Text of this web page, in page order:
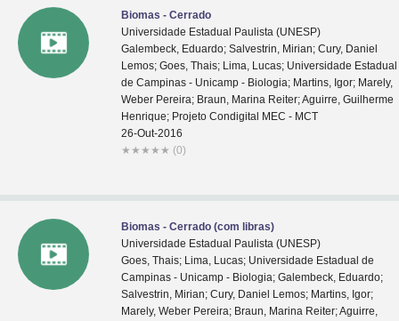
Biomas - Cerrado
Universidade Estadual Paulista (UNESP)
Galembeck, Eduardo; Salvestrin, Mirian; Cury, Daniel
Lemos; Goes, Thais; Lima, Lucas; Universidade Estadual
de Campinas - Unicamp - Biologia; Martins, Igor; Marely,
Weber Pereira; Braun, Marina Reiter; Aguirre, Guilherme
Henrique; Projeto Condigital MEC - MCT
26-Out-2016
★ ★ ★ ★ ★ (0)
Biomas - Cerrado (com libras)
Universidade Estadual Paulista (UNESP)
Goes, Thais; Lima, Lucas; Universidade Estadual de
Campinas - Unicamp - Biologia; Galembeck, Eduardo;
Salvestrin, Mirian; Cury, Daniel Lemos; Martins, Igor;
Marely, Weber Pereira; Braun, Marina Reiter; Aguirre,